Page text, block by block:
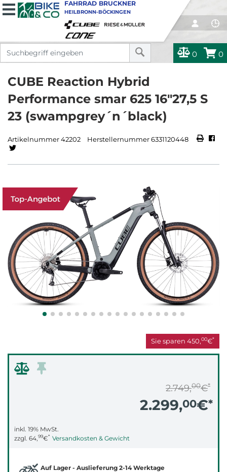
0 0
FAHRRAD BRUCKNER
HEILBRONN-BÖCKINGEN
CUBE Reaction Hybrid
Performance smar 625 16"27,5 S
23 (swampgrey´n´black)
Artikelnummer 42202 Herstellernummer 6331120448
Sie sparen 450,00€*
2.749,00€*
2.299,00€*
inkl. 19% MwSt.
zzgl. 64,99€* Versandkosten & Gewicht
Auf Lager - Auslieferung 2-14 Werktage